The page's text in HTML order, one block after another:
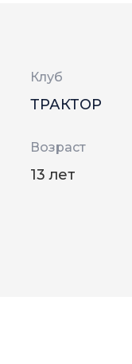
Клуб
ТРАКТОР
Возраст
13 лет